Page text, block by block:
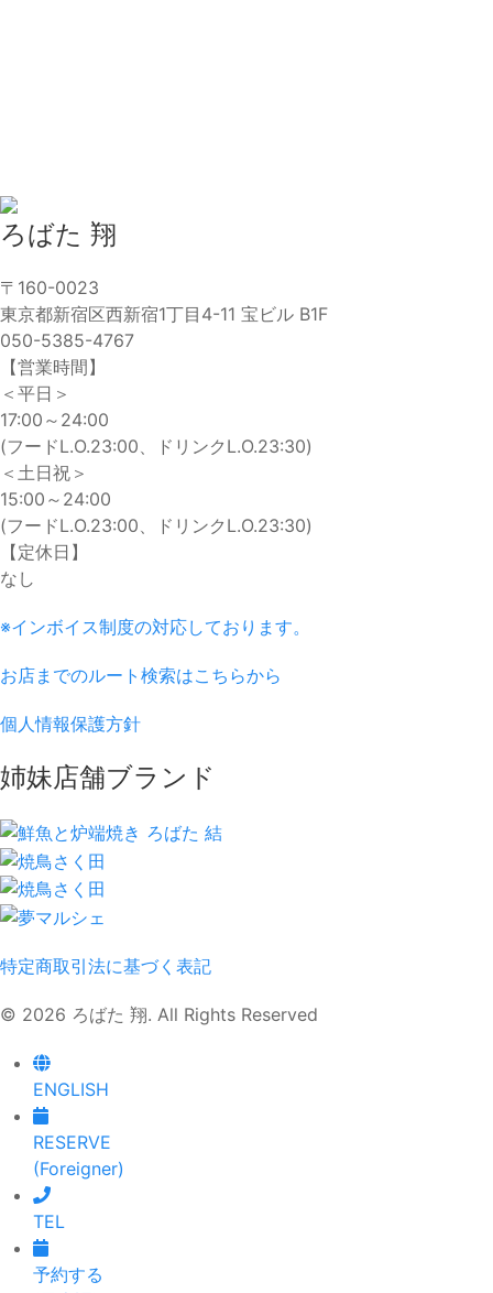
ろばた 翔
〒160-0023
東京都新宿区西新宿1丁目4-11 宝ビル B1F
050-5385-4767
【営業時間】
＜平日＞
17:00～24:00
(フードL.O.23:00、ドリンクL.O.23:30)
＜土日祝＞
15:00～24:00
(フードL.O.23:00、ドリンクL.O.23:30)
【定休日】
なし
※インボイス制度の対応しております。
お店までのルート検索はこちらから
個人情報保護方針
姉妹店舗ブランド
特定商取引法に基づく表記
© 2026 ろばた 翔. All Rights Reserved
ENGLISH
RESERVE
(Foreigner)
TEL
予約する